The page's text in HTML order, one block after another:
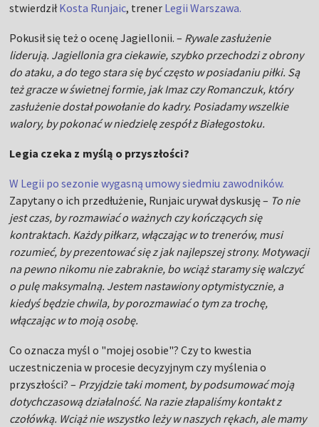
stwierdziłKosta Runjaic, trener Legii Warszawa.
Pokusił się też o ocenę Jagiellonii. – Rywale zasłużenie
liderują. Jagiellonia gra ciekawie, szybko przechodzi z obrony
do ataku, a do tego stara się być często w posiadaniu piłki. Są
też gracze w świetnej formie, jak Imaz czy Romanczuk, który
zasłużenie dostał powołanie do kadry. Posiadamy wszelkie
walory, by pokonać w niedzielę zespół z Białegostoku.
Legia czeka z myślą o przyszłości?
W Legii po sezonie wygasną umowy siedmiu zawodników.
Zapytany o ich przedłużenie, Runjaic urywał dyskusję – To nie
jest czas, by rozmawiać o ważnych czy kończących się
kontraktach. Każdy piłkarz, włączając w to trenerów, musi
rozumieć, by prezentować się z jak najlepszej strony. Motywacji
na pewno nikomu nie zabraknie, bo wciąż staramy się walczyć
o pulę maksymalną. Jestem nastawiony optymistycznie, a
kiedyś będzie chwila, by porozmawiać o tym za trochę,
włączając w to moją osobę.
Co oznacza myśl o "mojej osobie"? Czy to kwestia
uczestniczenia w procesie decyzyjnym czy myślenia o
przyszłości? – Przyjdzie taki moment, by podsumować moją
dotychczasową działalność. Na razie złapaliśmy kontakt z
czołówką. Wciąż nie wszystko leży w naszych rękach, ale mamy